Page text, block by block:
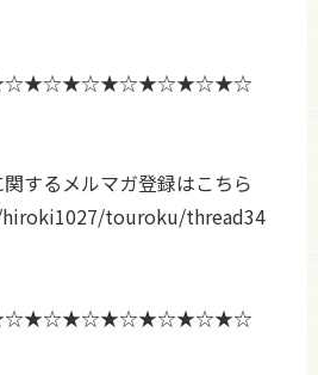
するメルマガ登録はこちら
touroku/thread34